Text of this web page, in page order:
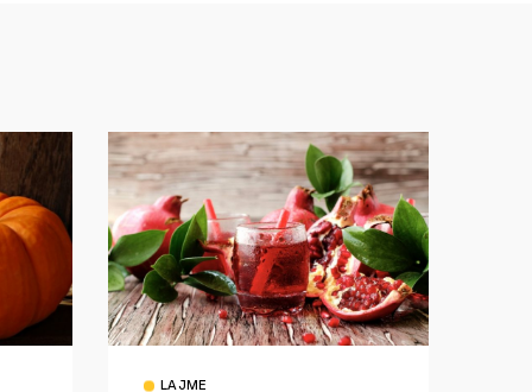
LAJME